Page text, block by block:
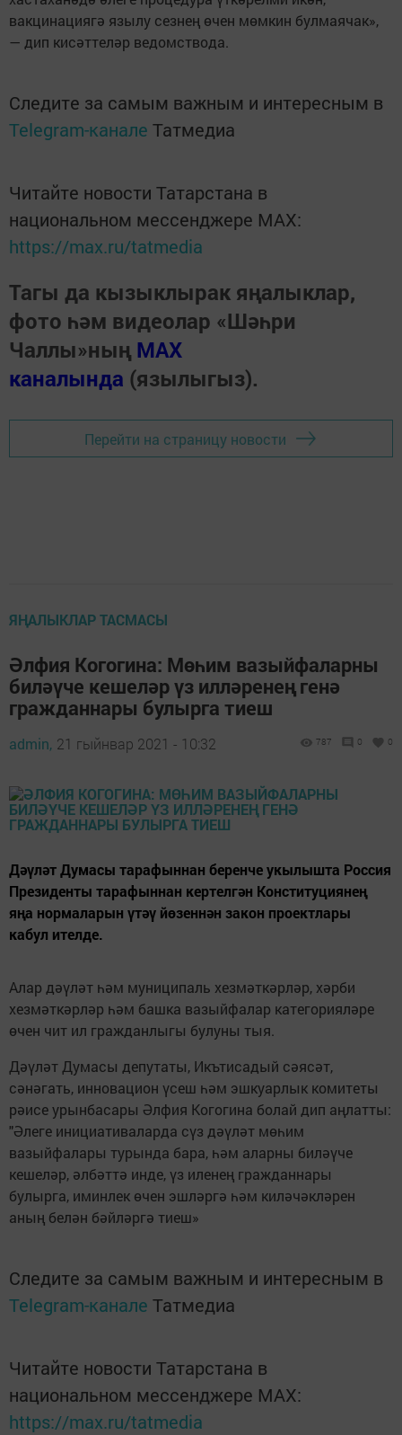
вакцинациягә язылу сезнең өчен мөмкин булмаячак»,
— дип кисәттеләр ведомствода.
Следите за самым важным и интересным в
Telegram-канале Татмедиа
Читайте новости Татарстана в
национальном мессенджере MАХ:
https://max.ru/tatmedia
Тагы да кызыклырак яңалыклар,
фото һәм видеолар «Шәһри
Чаллы»ның MAX
каналында (язылыгыз).
Перейти на страницу новости
ЯҢАЛЫКЛАР ТАСМАСЫ
Әлфия Когогина: Мөһим вазыйфаларны
биләүче кешеләр үз илләренең генә
гражданнары булырга тиеш
admin, 21 гыйнвар 2021 - 10:32 787 0 0
Дәүләт Думасы тарафыннан беренче укылышта Россия
Президенты тарафыннан кертелгән Конституциянең
яңа нормаларын үтәү йөзеннән закон проектлары
кабул ителде.
Алар дәүләт һәм муниципаль хезмәткәрләр, хәрби
хезмәткәрләр һәм башка вазыйфалар категорияләре
өчен чит ил гражданлыгы булуны тыя.
Дәүләт Думасы депутаты, Икътисадый сәясәт,
сәнәгать, инновацион үсеш һәм эшкуарлык комитеты
рәисе урынбасары Әлфия Когогина болай дип аңлатты:
"Әлеге инициативаларда сүз дәүләт мөһим
вазыйфалары турында бара, һәм аларны биләүче
кешеләр, әлбәттә инде, үз иленең гражданнары
булырга, иминлек өчен эшләргә һәм киләчәкләрен
аның белән бәйләргә тиеш»
Следите за самым важным и интересным в
Telegram-канале Татмедиа
Читайте новости Татарстана в
национальном мессенджере MАХ:
https://max.ru/tatmedia